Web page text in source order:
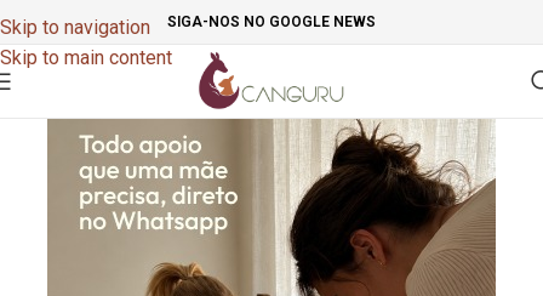
Skip to navigation
Skip to main content
SIGA-NOS NO GOOGLE NEWS